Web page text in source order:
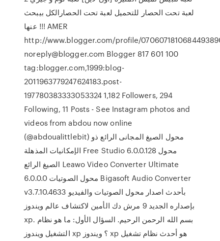
لعبة تحت الحصار للتحميل لعبة تحت الحصارالكل بيبحث
عنها !!! AMER
http://www.blogger.com/profile/
noreply@blogger.com Blogger 817 601 100
tag:blogger.com,1999:blog-
2011963779247624183.post-
197780383333053324 1,182 Followers, 294
Following, 11 Posts - See Instagram photos and
videos from abdou now online
(@abdoualittlebit) محول الصيغ المجانى الرائع ذو
الإمكانيات المذهلة Free Studio 6.0.0.128 محول
الصيغ الرائع Leawo Video Converter Ultimate
6.0.0.0 محول الصوتيات Bigasoft Audio Converter
v3.7.10.4633 بأحدث اصدار محول الصوتيات والفيديو
بإصداره الجديد 9 مرش دك الأمين لاكتشاف عالم ويندوز
xp. بسم الله الرحمن الرحيم. السؤال الأول: ما هو نظام
التشغيل ويندوز xp ؟ ويندوز xp هو أحدث نظام تشغيل